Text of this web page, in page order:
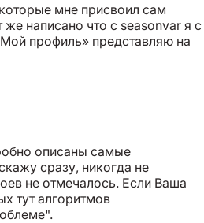
мне присвоил сам
написано что с seasonvar я с
профиль» представляю на
описаны самые
сразу, никогда не
не отмечалось. Если Ваша
тут алгоритмов